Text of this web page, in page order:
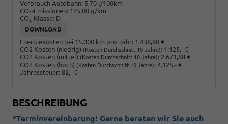
Verbrauch Autobahn: 5,70 l/100km
CO2-Emissionen: 125,00 g/km
CO2-Klasse: D
DOWNLOAD
Energiekosten bei 15.000 km pro Jahr: 1.438,80 €
CO2 Kosten (niedrig) (Kosten Durchschnitt 10 Jahre): 1.125,- €
CO2 Kosten (mittel) (Kosten Durchschnitt 10 Jahre): 2.671,88 €
CO2 Kosten (hoch) (Kosten Durchschnitt 10 Jahre): 4.125,- €
Jahressteuer: 82,- €
BESCHREIBUNG
*Terminvereinbarung! Gerne beraten wir Sie auch